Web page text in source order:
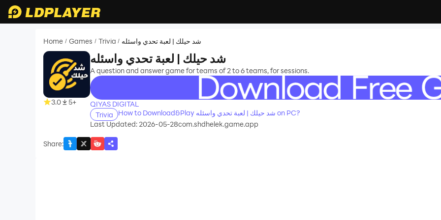
Home / Games / Trivia / شد حيلك | لعبة تحدي واسئله
3.0 5+
شد حيلك | لعبة تحدي واسئله
A question and answer game for teams of 2 to 6 teams, for sessions.
recommend
QIYAS DIGITAL
Trivia
How to Download&Play شد حيلك | لعبة تحدي واسئله on PC?
Last Updated: 2026-05-28com.shdhelek.game.app
Share: